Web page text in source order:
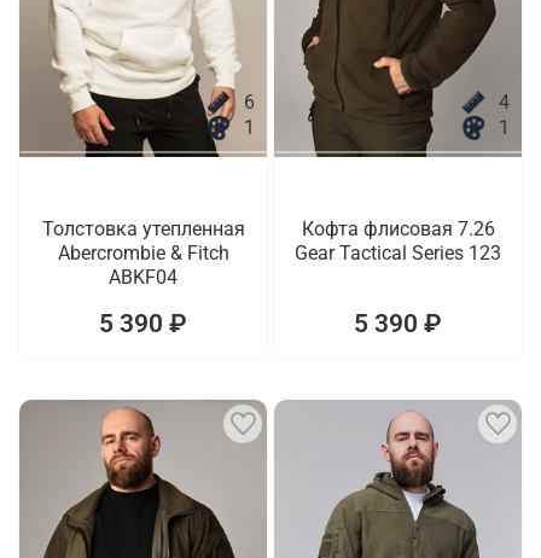
6
1
Толстовка утепленная
Abercrombie & Fitch
ABKF04
5 390 ₽
4
1
Кофта флисовая 7.26
Gear Tactical Series 123
5 390 ₽